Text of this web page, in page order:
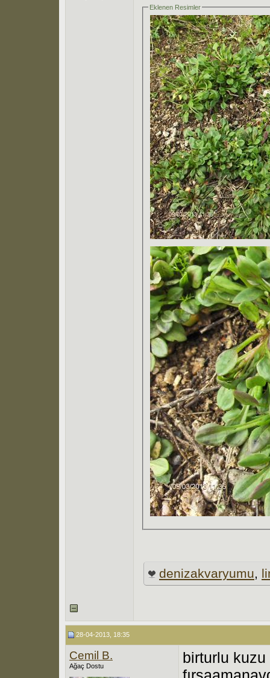
Eklenen Resimler
denizakvaryumu,
28-04-2013, 18:35
Cemil B.
Ağaç Dostu
birturlu kuzu